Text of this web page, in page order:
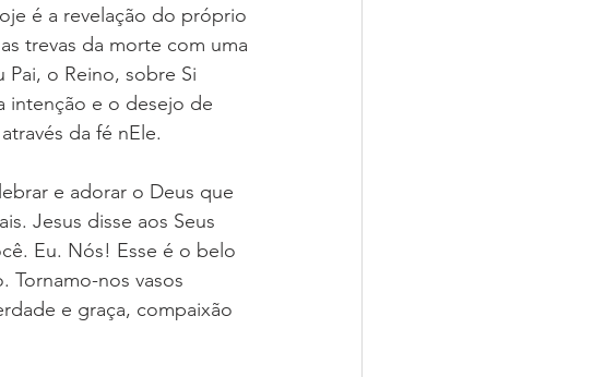
é a revelação do próprio
trevas da morte com uma
o Reino, sobre Si
intenção e o desejo de
da fé nEle.
e adorar o Deus que
Jesus disse aos Seus
Eu. Nós! Esse é o belo
Tornamo-nos vasos
e graça, compaixão